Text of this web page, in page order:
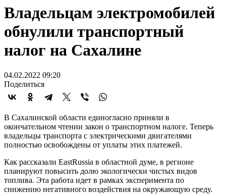
Владельцам электромобилей
обнулили транспортный
налог на Сахалине
04.02.2022 09:20
Поделиться
В Сахалинской области единогласно приняли в
окончательном чтении закон о транспортном налоге. Теперь
владельцы транспорта с электрическими двигателями
полностью освобождены от уплаты этих платежей.
Как рассказали EastRussia в областной думе, в регионе
планируют повысить долю экологически чистых видов
топлива. Эта работа идет в рамках эксперимента по
снижению негативного воздействия на окружающую среду.